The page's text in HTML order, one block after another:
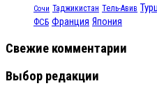
Сочи Таджикистан Тель-Авив
ФСБ Франция Япония
Свежие комментарии
Выбор редакции